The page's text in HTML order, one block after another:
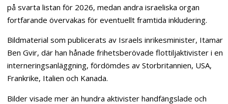
på svarta listan för 2026, medan andra israeliska organ
fortfarande övervakas för eventuellt framtida inkludering.
Bildmaterial som publicerats av Israels inrikesminister, Itamar
Ben Gvir, där han hånade frihetsberövade flottiljaktivister i en
interneringsanläggning, fördömdes av Storbritannien, USA,
Frankrike, Italien och Kanada.
Bilder visade mer än hundra aktivister handfängslade och